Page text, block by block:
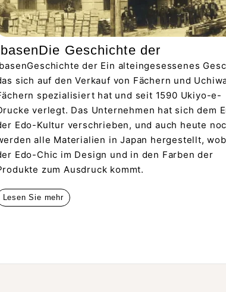
Geschichte der
der Ein alteingesessenes
sich auf den Verkauf von Fächern und
spezialisiert hat und seit 1590 Ukiyo-e-
verlegt. Das Unternehmen hat sich dem
Edo-Kultur verschrieben, und auch heute
alle Materialien in Japan hergestellt,
Edo-Chic im Design und in den Farben der
zum Ausdruck kommt.
Lesen Sie mehr